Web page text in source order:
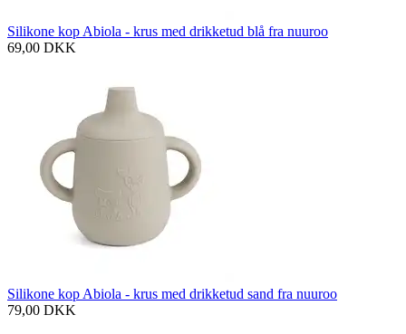
Silikone kop Abiola - krus med drikketud blå fra nuuroo
69,00 DKK
Silikone kop Abiola - krus med drikketud sand fra nuuroo
79,00 DKK